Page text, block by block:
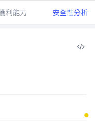
利能力 安全性分析